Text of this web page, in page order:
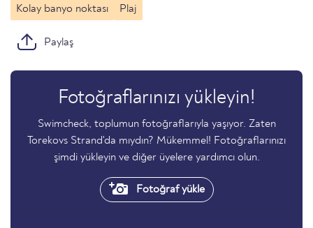
Kolay banyo noktası Plaj
Paylaş
Fotoğraflarınızı yükleyin!
Swimcheck, toplumun fotoğraflarıyla yaşıyor. Zaten
Torekovs Strand'da mıydın? Mükemmel! Fotoğraflarınızı
şimdi yükleyin ve diğer üyelere yardımcı olun.
Fotoğraf yükle